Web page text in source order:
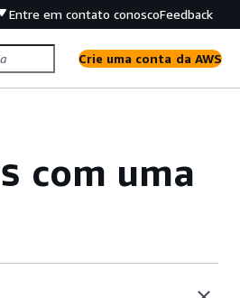
Entre em contato conoscoFeedback
Crie uma conta da AWS
com uma